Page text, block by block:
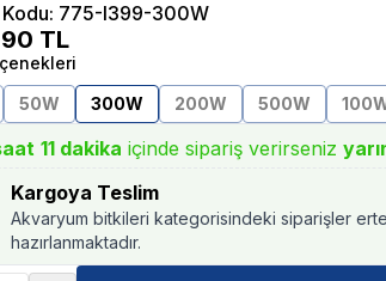
: 775-I399-300W
TL
50W 300W 200W 500W
11 dakika içinde sipariş verirseniz
Kargoya Teslim
Akvaryum bitkileri kategorisindeki siparişler
hazırlanmaktadır.